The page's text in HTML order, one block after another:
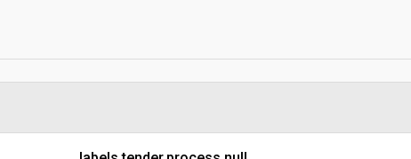
Indagine di mercato "aperta"
Responsabile unico del